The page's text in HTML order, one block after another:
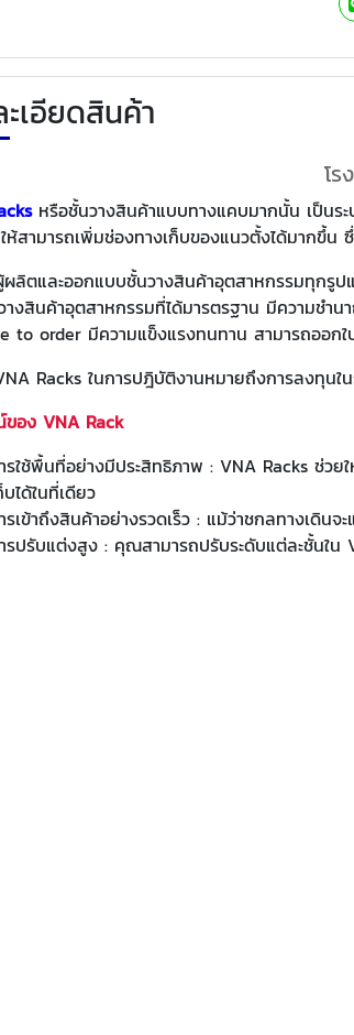
เอียดสินค้า
โ
หรือชั้นวางสินค้าแบบทางแคบมากนั้น เป็นร
ห้สามารถเพิ่มช่องทางเก็บของแนวตั้งได้มากขึ้น
ผลิตและออกแบบชั้นวางสินค้าอุตสาหกรรมทุกรูป
งสินค้าอุตสาหกรรมที่ได้มารตรฐาน มีความชำ
to order มีความแข็งแรงทนทาน สามารถออกใ
Racks ในการปฎิบัติงานหมายถึงการลงทุน
ของ VNA Rack
รใช้พื้นที่อย่างมีประสิทธิภาพ : VNA Racks ช่ว
บได้ในที่เดียว
รเข้าถึงสินค้าอย่างรวดเร็ว : แม้ว่าชกลทางเดินจ
รปรับแต่งสูง : คุณสามารถปรับระดับแต่ละชั้นใน